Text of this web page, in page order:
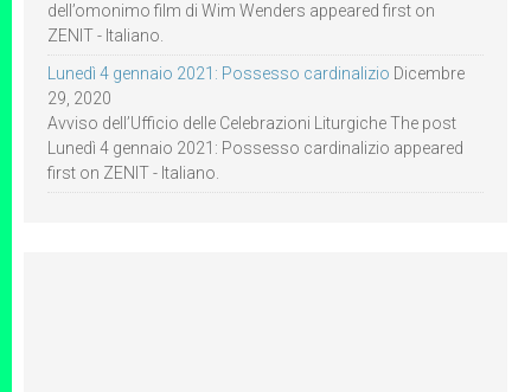
dell’omonimo film di Wim Wenders appeared first on
ZENIT - Italiano.
Lunedì 4 gennaio 2021: Possesso cardinalizio Dicembre
29, 2020
Avviso dell’Ufficio delle Celebrazioni Liturgiche The post
Lunedì 4 gennaio 2021: Possesso cardinalizio appeared
first on ZENIT - Italiano.